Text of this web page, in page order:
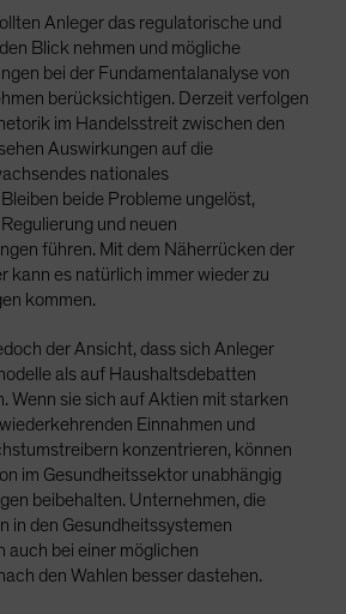
Anleger das regulatorische und
Blick nehmen und mögliche
bei der Fundamentalanalyse von
berücksichtigen. Derzeit verfolgen
im Handelsstreit zwischen den
Auswirkungen auf die
nationales
beide Probleme ungelöst,
und neuen
führen. Mit dem Näherrücken der
kann es natürlich immer wieder zu
kommen.
der Ansicht, dass sich Anleger
als auf Haushaltsdebatten
Wenn sie sich auf Aktien mit starken
Einnahmen und
konzentrieren, können
im Gesundheitssektor unabhängig
beibehalten. Unternehmen, die
in den Gesundheitssystemen
auch bei einer möglichen
den Wahlen besser dastehen.